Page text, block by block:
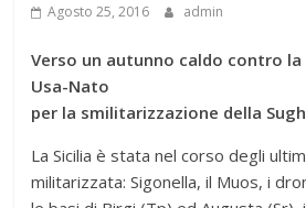
Agosto 25, 2016 admin
Verso un autunno caldo contro la
Usa-Nato
per la smilitarizzazione della
La Sicilia è stata nel corso degli
militarizzata: Sigonella, il Muos, i